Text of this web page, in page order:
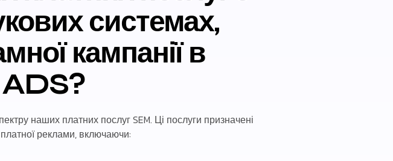
системах,
кампанії в
наших платних послуг SEM. Ці послуги призначені
платної реклами, включаючи: